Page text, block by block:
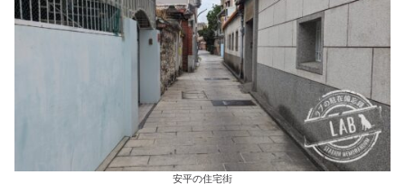
安平の住宅街